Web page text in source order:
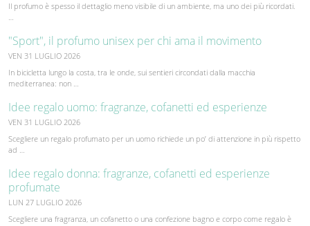
Il profumo è spesso il dettaglio meno visibile di un ambiente, ma uno dei più ricordati.
…
"Sport", il profumo unisex per chi ama il movimento
VEN 31 LUGLIO 2026
In bicicletta lungo la costa, tra le onde, sui sentieri circondati dalla macchia
mediterranea: non …
Idee regalo uomo: fragranze, cofanetti ed esperienze
VEN 31 LUGLIO 2026
Scegliere un regalo profumato per un uomo richiede un po’ di attenzione in più rispetto
ad …
Idee regalo donna: fragranze, cofanetti ed esperienze
profumate
LUN 27 LUGLIO 2026
Scegliere una fragranza, un cofanetto o una confezione bagno e corpo come regalo è